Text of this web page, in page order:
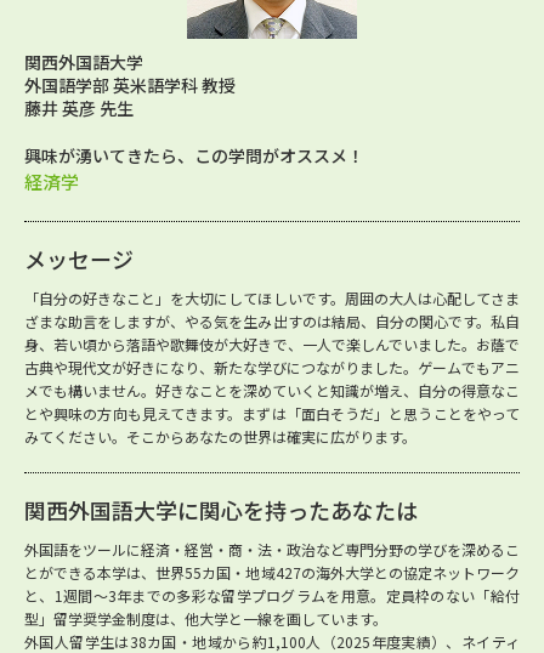
関西外国語大学
外国語学部 英米語学科 教授
藤井 英彦 先生
興味が湧いてきたら、この学問がオススメ！
経済学
メッセージ
「自分の好きなこと」を大切にしてほしいです。周囲の大人は心配してさま
ざまな助言をしますが、やる気を生み出すのは結局、自分の関心です。私自
身、若い頃から落語や歌舞伎が大好きで、一人で楽しんでいました。お蔭で
古典や現代文が好きになり、新たな学びにつながりました。ゲームでもアニ
メでも構いません。好きなことを深めていくと知識が増え、自分の得意なこ
とや興味の方向も見えてきます。まずは「面白そうだ」と思うことをやって
みてください。そこからあなたの世界は確実に広がります。
関西外国語大学に関心を持ったあなたは
外国語をツールに経済・経営・商・法・政治など専門分野の学びを深めるこ
とができる本学は、世界55カ国・地域427の海外大学との協定ネットワーク
と、1週間～3年までの多彩な留学プログラムを用意。定員枠のない「給付
型」留学奨学金制度は、他大学と一線を画しています。
外国人留学生は38カ国・地域から約1,100人（2025年度実績）、ネイティ